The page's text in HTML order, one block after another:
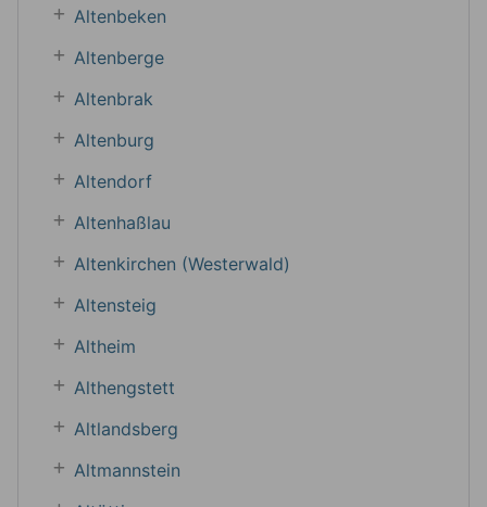
Altenbeken
Altenberge
Altenbrak
Altenburg
Altendorf
Altenhaßlau
Altenkirchen (Westerwald)
Altensteig
Altheim
Althengstett
Altlandsberg
Altmannstein